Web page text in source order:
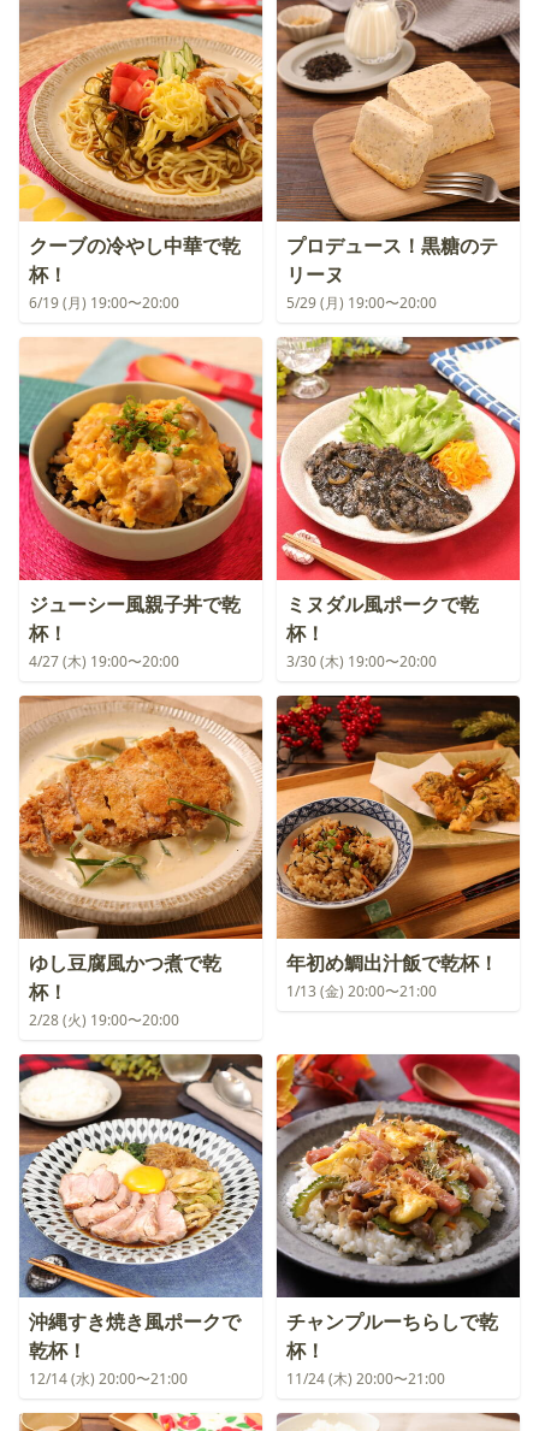
クーブの冷やし中華で乾
杯！
6/19 (月) 19:00〜20:00
プロデュース！黒糖のテ
リーヌ
5/29 (月) 19:00〜20:00
ジューシー風親子丼で乾
杯！
4/27 (木) 19:00〜20:00
ミヌダル風ポークで乾
杯！
3/30 (木) 19:00〜20:00
ゆし豆腐風かつ煮で乾
杯！
2/28 (火) 19:00〜20:00
年初め鯛出汁飯で乾杯！
1/13 (金) 20:00〜21:00
沖縄すき焼き風ポークで
乾杯！
12/14 (水) 20:00〜21:00
チャンプルーちらしで乾
杯！
11/24 (木) 20:00〜21:00